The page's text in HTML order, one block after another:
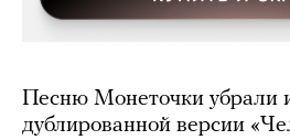
Песню Монеточки убрали
дублированной версии